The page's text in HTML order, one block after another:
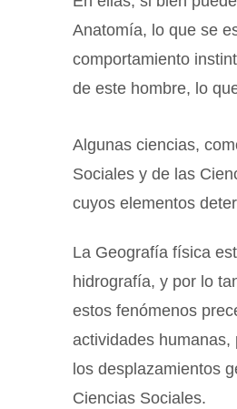
Anatomía, lo que se
comportamiento
de este hombre, lo
Algunas ciencias,
Sociales y de las
cuyos elementos
La Geografía física
hidrografía, y por lo
estos fenómenos
actividades
los desplazamientos
Ciencias Sociales.